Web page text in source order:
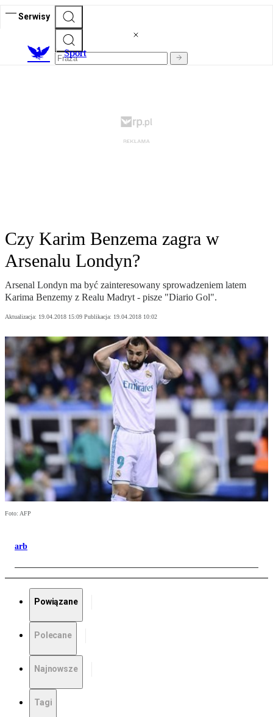
Serwisy
Sport
Czy Karim Benzema zagra w
Arsenalu Londyn?
Arsenal Londyn ma być zainteresowany sprowadzeniem latem
Karima Benzemy z Realu Madryt - pisze "Diario Gol".
Aktualizacja: 19.04.2018 15:09 Publikacja: 19.04.2018 10:02
Foto: AFP
arb
Powiązane
Polecane
Najnowsze
Tagi